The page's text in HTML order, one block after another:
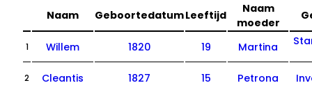
Naam GeboortedatumLeeftijd
Naam
moeder
1 Willem 1820 19 Martina
2 Cleantis 1827 15 Petrona